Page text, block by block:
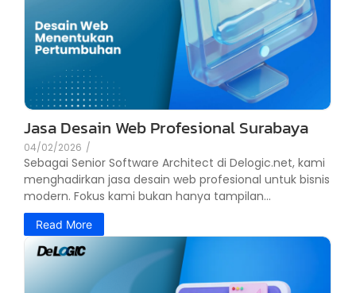
Jasa Desain Web Profesional Surabaya
04/02/2026 /
Sebagai Senior Software Architect di Delogic.net, kami
menghadirkan jasa desain web profesional untuk bisnis
modern. Fokus kami bukan hanya tampilan...
Read More